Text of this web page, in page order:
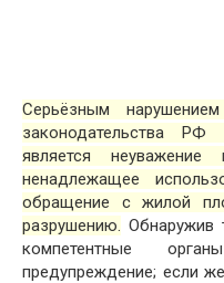
Серьёзным
законодательства РФ
является
ненадлежащее
обращение с жилой
разрушению.
Обнаружив
компетентные
предупреждение; если